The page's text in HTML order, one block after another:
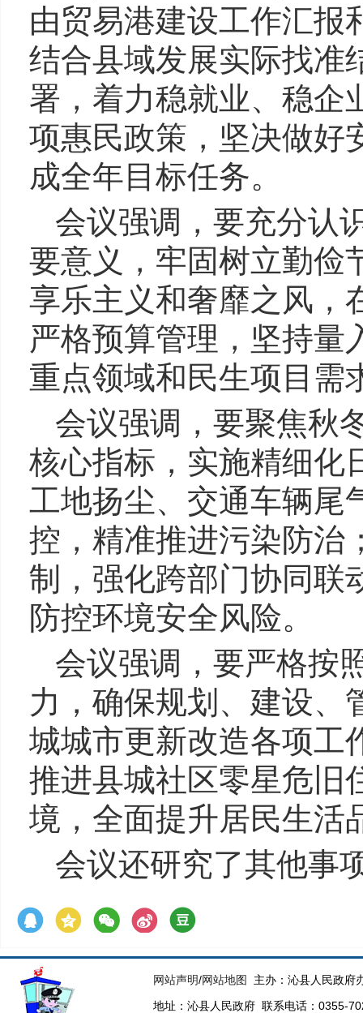
由贸易港建设工作汇报
结合县域发展实际找准
署，着力稳就业、稳企
项惠民政策，坚决做好
成全年目标任务。
会议强调，要充分认
要意义，牢固树立勤俭
享乐主义和奢靡之风，
严格预算管理，坚持量
重点领域和民生项目需
会议强调，要聚焦秋
核心指标，实施精细化
工地扬尘、交通车辆尾
控，精准推进污染防治
制，强化跨部门协同联
防控环境安全风险。
会议强调，要严格按
力，确保规划、建设、
城城市更新改造各项工
推进县城社区零星危旧
境，全面提升居民生活
会议还研究了其他事
网站声明/网站地图
主办：沁县人民政府
地址：沁县人民政府 联系电话：0355-